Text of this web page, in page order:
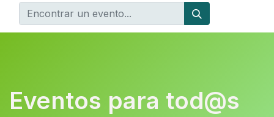
Eventos para tod@s